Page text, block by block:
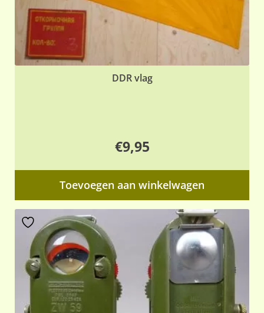
DDR vlag
€9,95
Toevoegen aan winkelwagen